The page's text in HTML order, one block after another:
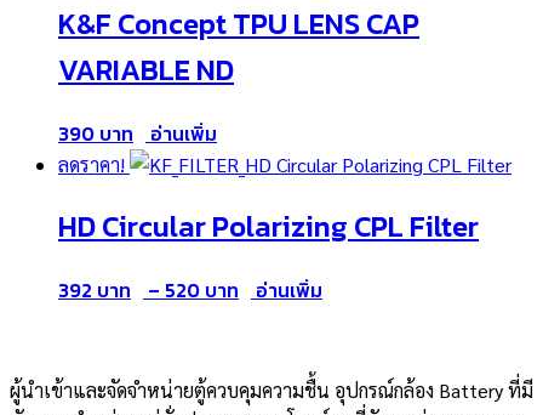
1,590 ฿.
1,272 ฿.
K&F Concept TPU LENS CAP
VARIABLE ND
390 อ่านเพิ่ม
ลดราคา!
HD Circular Polarizing CPL Filter
392 – 520
Price
through
520 ฿
อ่านเพิ่ม
ผู้นำเข้าและจัดจำหน่ายตู้ควบคุมความชื้น อุปกรณ์กล้อง Battery ที่มี